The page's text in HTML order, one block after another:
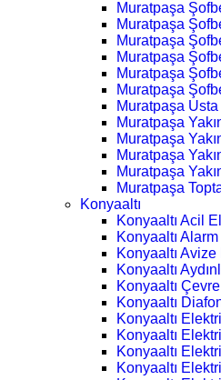
Muratpaşa
Muratpaşa
Muratpaşa
Muratpaşa
Muratpaşa
Muratpaşa
Muratpaşa
Muratpaşa
Muratpaşa
Muratpaşa
Muratpaşa
Muratpaşa
Konyaaltı
Konyaaltı Acil
Konyaaltı
Konyaaltı Avize
Konyaaltı
Konyaaltı
Konyaaltı
Konyaaltı
Konyaaltı
Konyaaltı
Konyaaltı